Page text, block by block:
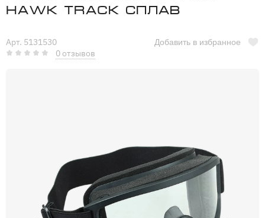
Hawk Track Сплав
Арт. 5131530
0 отзывов
Добавить в избранное